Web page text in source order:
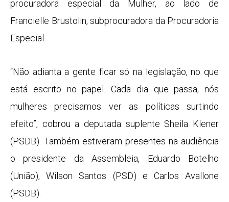
procuradora especial da Mulher, ao lado de
Francielle Brustolin, subprocuradora da Procuradoria
Especial.
“Não adianta a gente ficar só na legislação, no que
está escrito no papel. Cada dia que passa, nós
mulheres precisamos ver as políticas surtindo
efeito”, cobrou a deputada suplente Sheila Klener
(PSDB). Também estiveram presentes na audiência
o presidente da Assembleia, Eduardo Botelho
(União), Wilson Santos (PSD) e Carlos Avallone
(PSDB).